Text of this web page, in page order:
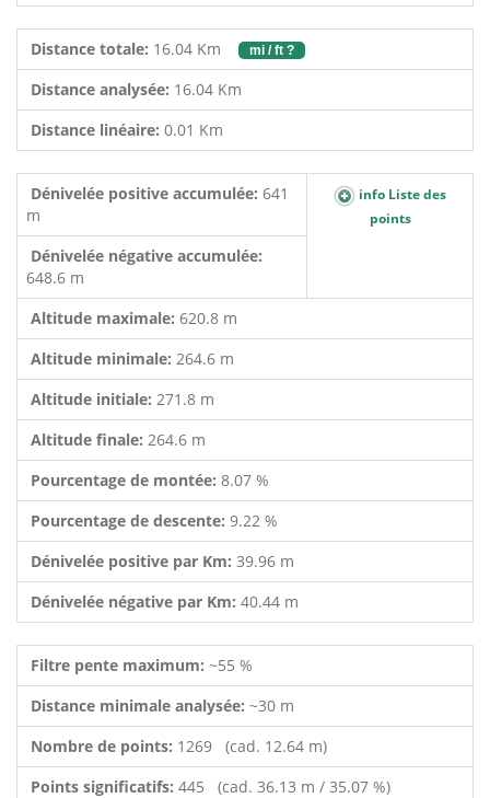
Distance totale: 16.04 Km mi / ft ?
Distance analysée: 16.04 Km
Distance linéaire: 0.01 Km
Dénivelée positive accumulée: 641
m
info Liste des
points
Dénivelée négative accumulée:
648.6 m
Altitude maximale: 620.8 m
Altitude minimale: 264.6 m
Altitude initiale: 271.8 m
Altitude finale: 264.6 m
Pourcentage de montée: 8.07 %
Pourcentage de descente: 9.22 %
Dénivelée positive par Km: 39.96 m
Dénivelée négative par Km: 40.44 m
Filtre pente maximum: ~55 %
Distance minimale analysée: ~30 m
Nombre de points: 1269 (cad. 12.64 m)
Points significatifs: 445 (cad. 36.13 m / 35.07 %)